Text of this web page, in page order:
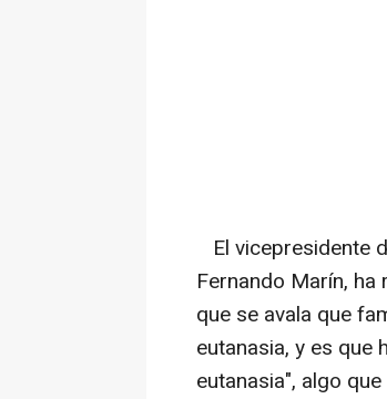
El vicepresidente
Fernando Marín,
que se avala que
eutanasia, y es que
eutanasia", algo